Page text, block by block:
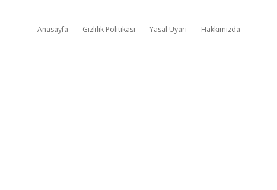
Anasayfa Gizlilik Politikası Yasal Uyarı Hakkımızda